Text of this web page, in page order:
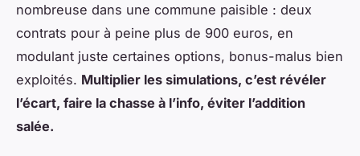
nombreuse dans une commune paisible : deux
contrats pour à peine plus de 900 euros, en
modulant juste certaines options, bonus-malus bien
exploités. Multiplier les simulations, c’est révéler
l’écart, faire la chasse à l’info, éviter l’addition
salée.